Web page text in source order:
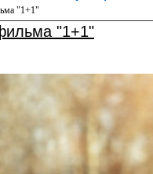
"1+1"
"1+1"